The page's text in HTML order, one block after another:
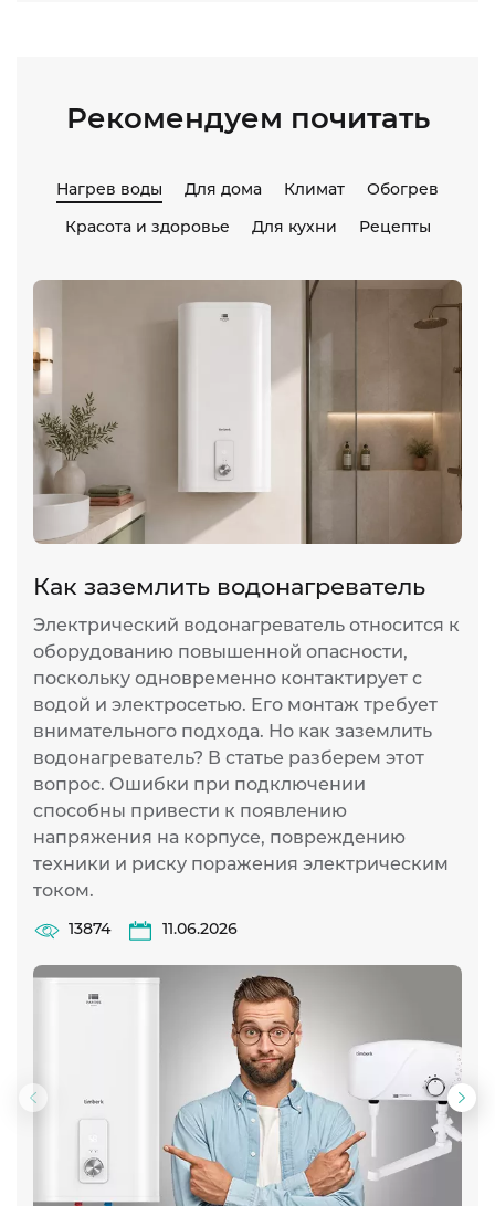
Рекомендуем почитать
Нагрев воды Для дома Климат
Обогрев
Красота и здоровье
Для кухни Рецепты
Как заземлить водонагреватель
Электрический водонагреватель относится к
оборудованию повышенной опасности,
поскольку одновременно контактирует с
водой и электросетью. Его монтаж требует
внимательного подхода. Но как заземлить
водонагреватель? В статье разберем этот
вопрос. Ошибки при подключении
способны привести к появлению
напряжения на корпусе, повреждению
техники и риску поражения электрическим
током.
13874 11.06.2026
Предыдущий